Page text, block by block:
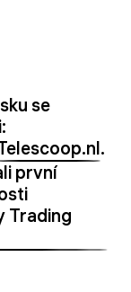
se
.
první
Trading